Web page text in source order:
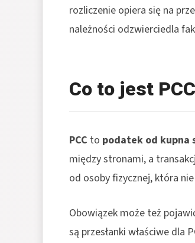
rozliczenie opiera się na
należności odzwierciedla
Co to jest
PCC to podatek od kupna
między stronami, a
od osoby fizycznej, która
Obowiązek może też
są przesłanki właściwe dla